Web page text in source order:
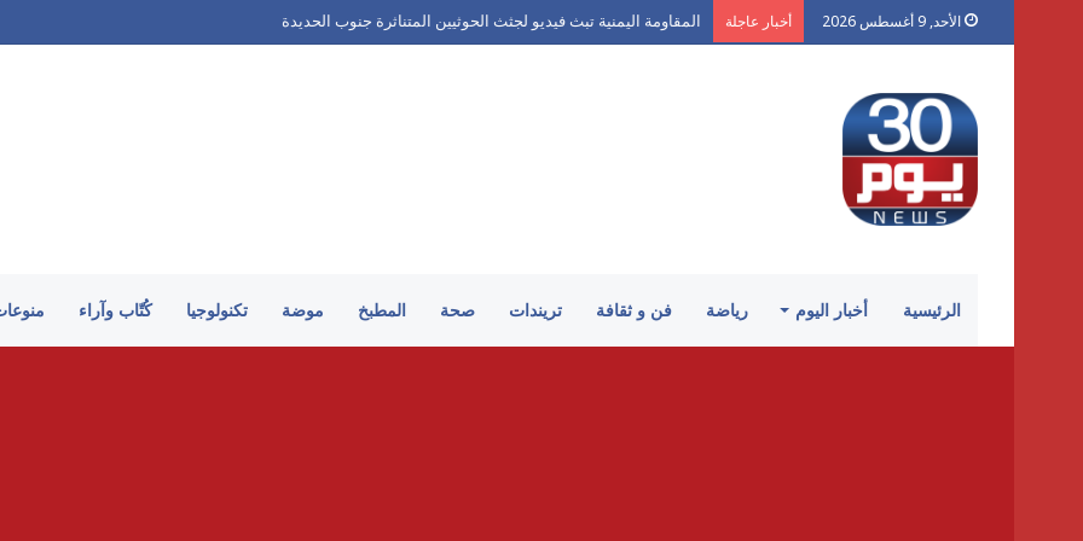
الأحد, 9 أغسطس 2026 أخبار عاجلة الحوثي يستهدف ميناء المخا اليمني و4 انفجارات تهز المدينة
الرئيسية أخبار اليوم رياضة فن و ثقافة تريندات صحة المطبخ موضة تكنولوجيا كُتّاب وآراء